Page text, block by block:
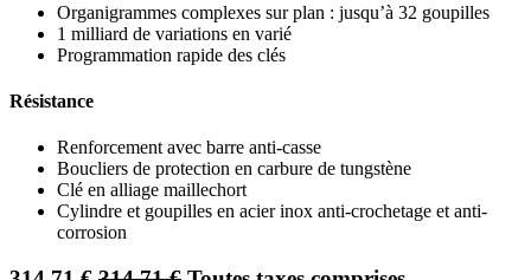
Organigrammes complexes sur plan : jusqu’à 32 goupilles
1 milliard de variations en varié
Programmation rapide des clés
Résistance
Renforcement avec barre anti-casse
Boucliers de protection en carbure de tungstène
Clé en alliage maillechort
Cylindre et goupilles en acier inox anti-crochetage et anti-
corrosion